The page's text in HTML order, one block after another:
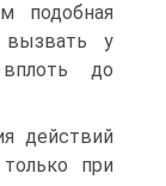
подобная
вызвать у
до
действий
при